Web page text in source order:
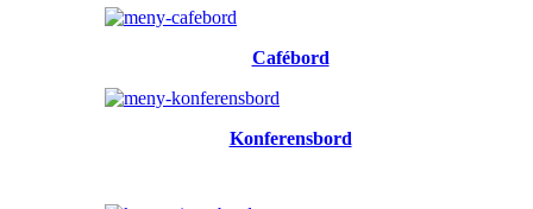
Cafébord
Konferensbord